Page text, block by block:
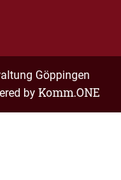
Göppingen
by Komm.ONE